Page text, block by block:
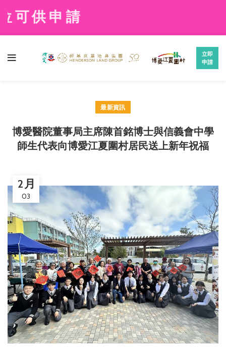
請
立即
申請
最新資訊
博愛醫院董事局主席陳首銘博士與信義會中學
師生代表向博愛江夏圍村居民送上新年祝福
2 月
03